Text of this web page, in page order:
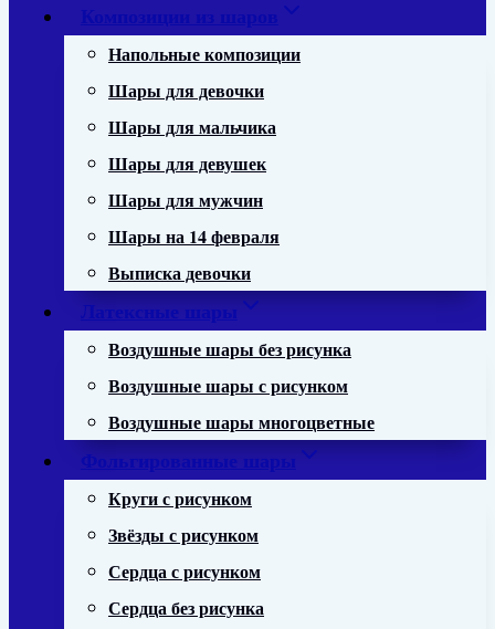
Композиции из шаров
Напольные композиции
Шары для девочки
Шары для мальчика
Шары для девушек
Шары для мужчин
Шары на 14 февраля
Выписка девочки
Латексные шары
Воздушные шары без рисунка
Воздушные шары с рисунком
Воздушные шары многоцветные
Фольгированные шары
Круги с рисунком
Звёзды с рисунком
Сердца с рисунком
Сердца без рисунка